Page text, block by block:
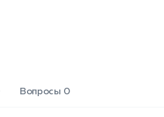
Вопросы 0